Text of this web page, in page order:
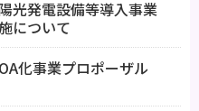
光発電設備等導入事業
について
化事業プロポーザル